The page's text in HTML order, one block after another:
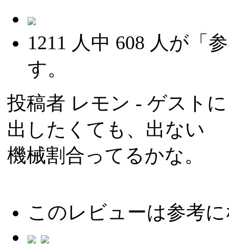
1211 人中 608 人が「
す。
投稿者 レモン - ゲスト
出したくても、出ない
機械割合ってるかな。
このレビューは参考